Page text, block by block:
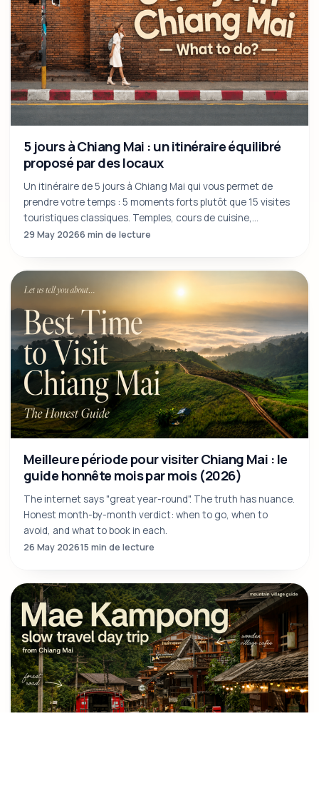
5 jours à Chiang Mai : un itinéraire équilibré
proposé par des locaux
Un itinéraire de 5 jours à Chiang Mai qui vous permet de
prendre votre temps : 5 moments forts plutôt que 15 visites
touristiques classiques. Temples, cours de cuisine,
éléphants éthiques, montagne.
29 May 20266 min de lecture
Meilleure période pour visiter Chiang Mai : le
guide honnête mois par mois (2026)
The internet says "great year-round". The truth has nuance.
Honest month-by-month verdict: when to go, when to
avoid, and what to book in each.
26 May 202615 min de lecture